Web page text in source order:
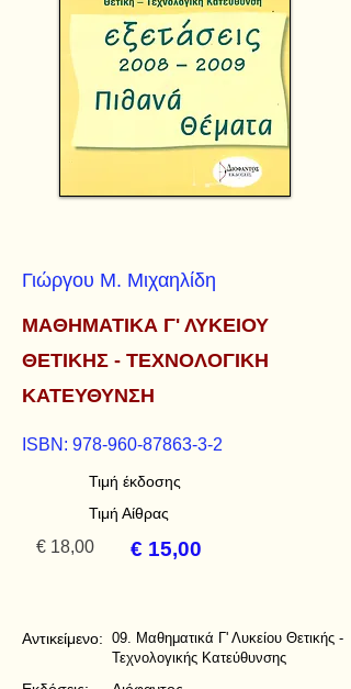
Γιώργου Μ. Μιχαηλίδη
ΜΑΘΗΜΑΤΙΚΑ Γ' ΛΥΚΕΙΟΥ
ΘΕΤΙΚΗΣ - ΤΕΧΝΟΛΟΓΙΚΗ
ΚΑΤΕΥΘΥΝΣΗ
ISBN: 978-960-87863-3-2
Τιμή έκδοσης
Τιμή Αίθρας
€ 18,00 € 15,00
Αντικείμενο: 09. Μαθηματικά Γ' Λυκείου Θετικής -
Τεχνολογικής Κατεύθυνσης